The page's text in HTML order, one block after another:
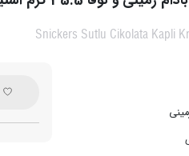
Snickers Sutlu Cikolata Kapli